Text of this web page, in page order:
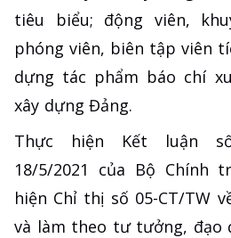
tiêu biểu; động viên,
phóng viên, biên tập viên
dựng tác phẩm báo chí
xây dựng Đảng.
Thực hiện Kết luận số
18/5/2021 của Bộ
hiện Chỉ thị số 05-CT/TW
và làm theo tư tưởng, đạo